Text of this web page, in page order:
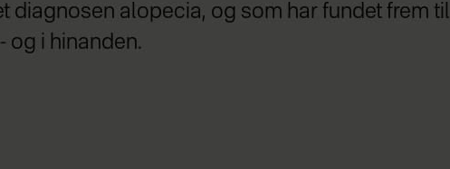
diagnosen alopecia, og som har fundet frem til
og i hinanden.